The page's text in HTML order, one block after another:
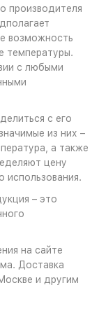
производителя
возможность
температуры.
с любыми
с его
из них –
а также
цену
использования.
– это
на сайте
Доставка
и другим